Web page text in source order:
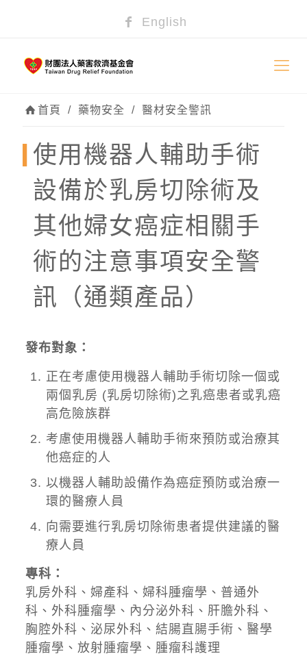
English
首頁 / 藥物安全 / 醫材安全警訊
使用機器人輔助手術
設備於乳房切除術及
其他婦女癌症相關手
術的注意事項安全警
訊（通類產品）
發布對象：
正在考慮使用機器人輔助手術切除一個或
兩個乳房 (乳房切除術)之乳癌患者或乳癌
高危險族群
考慮使用機器人輔助手術來預防或治療其
他癌症的人
以機器人輔助設備作為癌症預防或治療一
環的醫療人員
向需要進行乳房切除術患者提供建議的醫
療人員
專科：
乳房外科、婦產科、婦科腫瘤學、普通外
科、外科腫瘤學、內分泌外科、肝膽外科、
胸腔外科、泌尿外科、結腸直腸手術、醫學
腫瘤學、放射腫瘤學、腫瘤科護理